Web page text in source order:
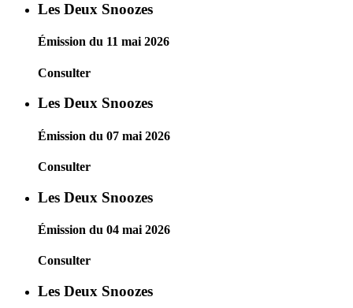
Les Deux Snoozes
Émission du 11 mai 2026
Consulter
Les Deux Snoozes
Émission du 07 mai 2026
Consulter
Les Deux Snoozes
Émission du 04 mai 2026
Consulter
Les Deux Snoozes